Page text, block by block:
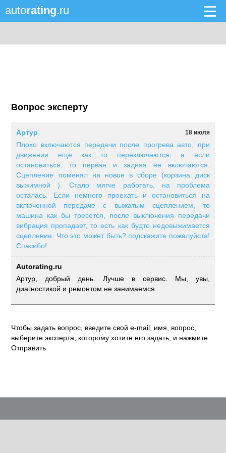
autorating.ru
Вопрос эксперту
18 июля
Артур
Плохо включаются передачи после прогрева авто, при
движении еще как то переключаются, а если
остановиться, то первая и задняя не включаются.
Сцепление поменял на новое в сборе (корзина диск
выжимной ). Стало мягче работать, на проблема
осталась. Если немного проехать и остановиться на
включенной передаче с выжатым сцеплением, то
машина как бы тресется, после выключения передачи
вибрация пропадает, то есть как будто недовыжимается
сцепление. Что это может быть? подскажите пожалуйста!
Спасибо!
Autorating.ru
Артур, добрый день. Лучше в сервис. Мы, увы,
диагностикой и ремонтом не занимаемся.
Чтобы задать вопрос, введите свой e-mail, имя, вопрос,
выберите эксперта, которому хотите его задать, и нажмите
Отправить.